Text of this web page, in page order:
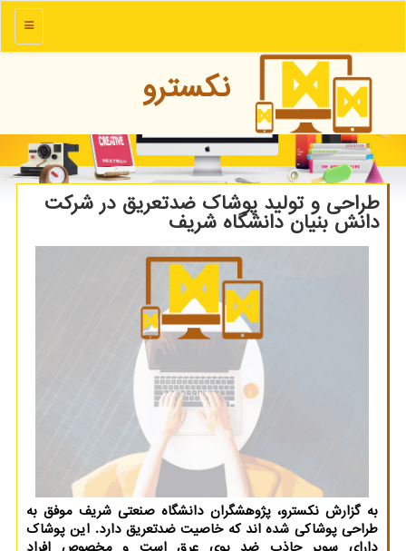
منو
نكسترو
طراحی و تولید پوشاک ضدتعریق در شرکت
دانش بنیان دانشگاه شریف
به گزارش نکسترو، پژوهشگران دانشگاه صنعتی شریف موفق به
طراحی پوشاکی شده اند که خاصیت ضدتعریق دارد. این پوشاک
دارای سوپر جاذب ضد بوی عرق است و مخصوص افراد